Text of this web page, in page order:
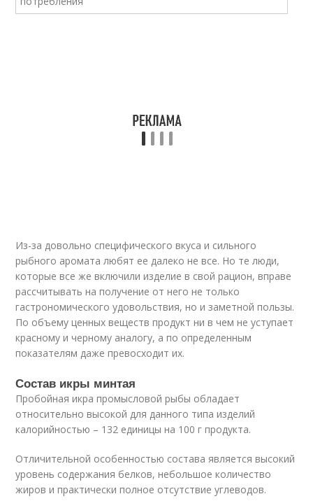
Из-за довольно специфического вкуса и сильного
рыбного аромата любят ее далеко не все. Но те люди,
которые все же включили изделие в свой рацион, вправе
рассчитывать на получение от него не только
гастрономического удовольствия, но и заметной пользы.
По объему ценных веществ продукт ни в чем не уступает
красному и черному аналогу, а по определенным
показателям даже превосходит их.
Состав икры минтая
Пробойная икра промысловой рыбы обладает
относительно высокой для данного типа изделий
калорийностью – 132 единицы на 100 г продукта.
Отличительной особенностью состава является высокий
уровень содержания белков, небольшое количество
жиров и практически полное отсутствие углеводов.